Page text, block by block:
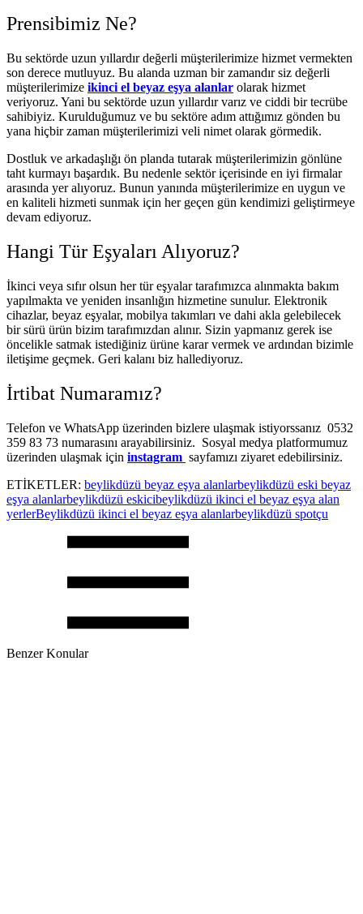
Prensibimiz Ne?
Bu sektörde uzun yıllardır değerli müşterilerimize hizmet vermekten
son derece mutluyuz. Bu alanda uzman bir zamandır siz değerli
müşterilerimize ikinci el beyaz eşya alanlar olarak hizmet
veriyoruz. Yani bu sektörde uzun yıllardır varız ve ciddi bir tecrübe
sahibiyiz. Kurulduğumuz ve bu sektöre adım attığımız gönden bu
yana hiçbir zaman müşterilerimizi veli nimet olarak görmedik.
Dostluk ve arkadaşlığı ön planda tutarak müşterilerimizin gönlüne
taht kurmayı başardık. Bu nedenle sektör içerisinde en iyi firmalar
arasında yer alıyoruz. Bunun yanında müşterilerimize en uygun ve
en kaliteli hizmeti sunmak için her geçen gün kendimizi geliştirmeye
devam ediyoruz.
Hangi Tür Eşyaları Alıyoruz?
İkinci veya sıfır olsun her tür eşyalar tarafımızca alınmakta bakım
yapılmakta ve yeniden insanlığın hizmetine sunulur. Elektronik
cihazlar, beyaz eşyalar, mobilya takımları ve dahi akla gelebilecek
bir sürü ürün bizim tarafımızdan alınır. Sizin yapmanız gerek ise
öncelikle satmak istediğiniz ürüne karar vermek ve ardından bizimle
iletişime geçmek. Geri kalanı biz hallediyoruz.
İrtibat Numaramız?
Telefon ve WhatsApp üzerinden bizlere ulaşmak istiyorssanız 0532
359 83 73 numarasını arayabilirsiniz. Sosyal medya platformumuz
üzerinden ulaşmak için instagram sayfamızı ziyaret edebilirsiniz.
ETİKETLER: beylikdüzü beyaz eşya alanlarbeylikdüzü eski beyaz
eşya alanlarbeylikdüzü eskicibeylikdüzü ikinci el beyaz eşya alan
yerlerBeylikdüzü ikinci el beyaz eşya alanlarbeylikdüzü spotçu
Benzer Konular